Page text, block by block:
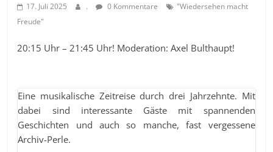
17. Juli 2025 . 0 Kommentare
"Wiedersehen macht
Freude"
20:15 Uhr – 21:45 Uhr! Moderation: Axel Bulthaupt!
Eine musikalische Zeitreise durch drei Jahrzehnte. Mit
dabei sind interessante Gäste mit spannenden
Geschichten und auch so manche, fast vergessene
Archiv-Perle.